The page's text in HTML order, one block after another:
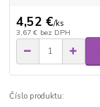
4,52 €/ks
3,67 € bez DPH
Číslo produktu: